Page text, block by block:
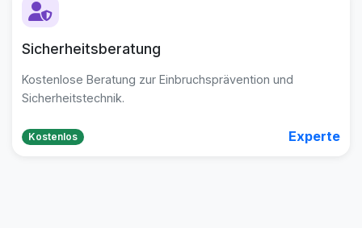
Sicherheitsberatung
Kostenlose Beratung zur Einbruchsprävention und
Sicherheitstechnik.
Kostenlos Experte